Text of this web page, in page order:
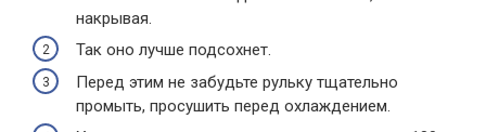
накрывая.
Так оно лучше подсохнет.
Перед этим не забудьте рульку тщательно
промыть, просушить перед охлаждением.